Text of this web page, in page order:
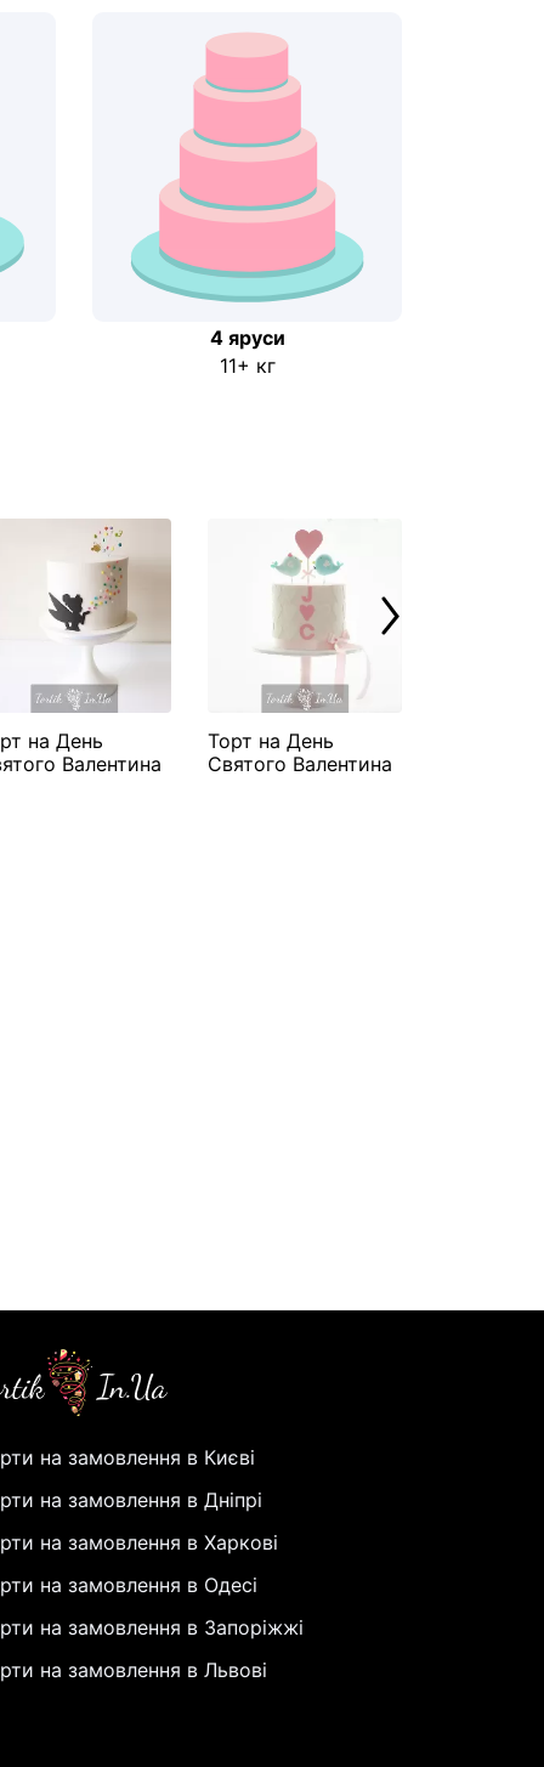
4 яруси
11+ кг
на День
Валентина
Торт на День
Святого Валентина
на замовлення в Києві
на замовлення в Дніпрі
на замовлення в Харкові
на замовлення в Одесі
на замовлення в Запоріжжі
на замовлення в Львові